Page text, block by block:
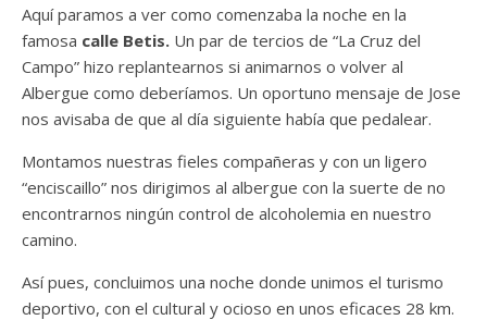
Aquí paramos a ver como comenzaba la noche en la
famosa calle Betis. Un par de tercios de “La Cruz del
Campo” hizo replantearnos si animarnos o volver al
Albergue como deberíamos. Un oportuno mensaje de Jose
nos avisaba de que al día siguiente había que pedalear.
Montamos nuestras fieles compañeras y con un ligero
“enciscaillo” nos dirigimos al albergue con la suerte de no
encontrarnos ningún control de alcoholemia en nuestro
camino.
Así pues, concluimos una noche donde unimos el turismo
deportivo, con el cultural y ocioso en unos eficaces 28 km.